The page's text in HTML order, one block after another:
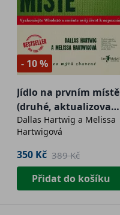
- 10 %
Jídlo na prvním místě
(druhé, aktualizované
vydání)
Dallas Hartwig a Melissa
Hartwigová
350 Kč 389 Kč
Přidat do košíku